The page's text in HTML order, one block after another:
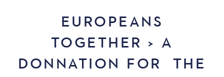
EUROPEANS
TOGETHER > A
DONNATION FOR THE